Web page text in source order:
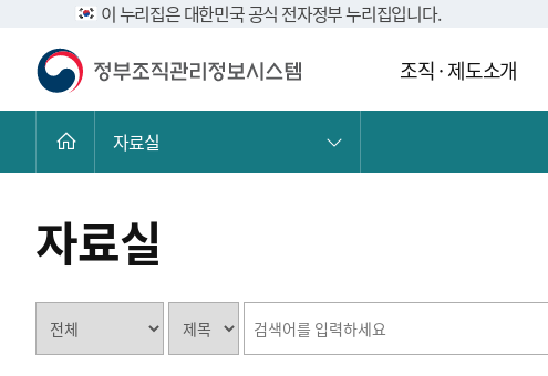
이 누리집은 대한민국 공식 전자정부 누리집입니다.
조직 · 제도소개
자료실
자료실